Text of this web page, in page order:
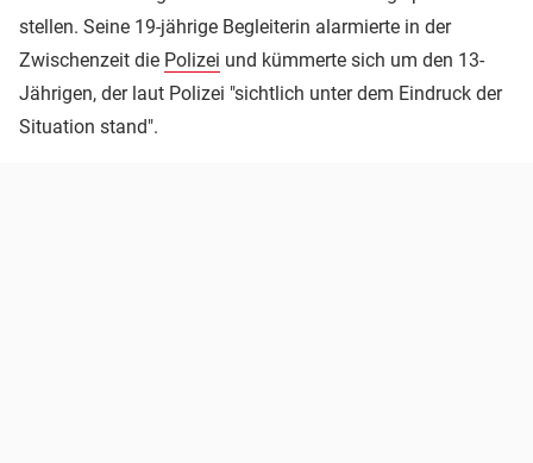
stellen. Seine 19-jährige Begleiterin alarmierte in der
Zwischenzeit die Polizei und kümmerte sich um den 13-
Jährigen, der laut Polizei "sichtlich unter dem Eindruck der
Situation stand".